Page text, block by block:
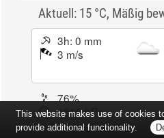
Aktuell: 15 °C, Mäßig
3h: 0 mm
3 m/s
76%
1016 hPa
This website makes use of cookies
provide additional functionality.